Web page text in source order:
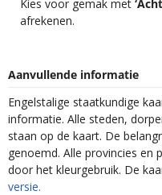
Kies voor gemak met
afrekenen.
Aanvullende informatie
Engelstalige staatkundige
informatie. Alle steden,
staan op de kaart. De
genoemd. Alle provincies en
door het kleurgebruik. De
versie.